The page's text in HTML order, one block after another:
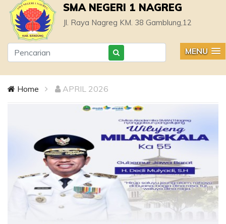
SMA NEGERI 1 NAGREG
Jl. Raya Nagreg KM. 38 Gamblung,12
MENU
Home APRIL 2026